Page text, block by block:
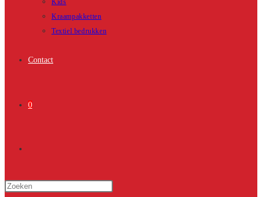
Kids
Kraampakketten
Textiel bedrukken
Contact
0
site